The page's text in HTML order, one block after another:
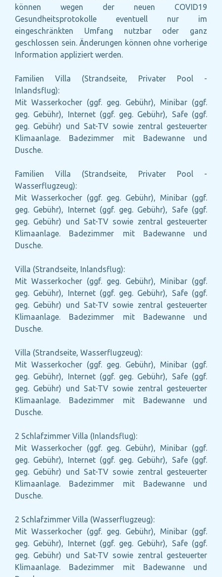
können wegen der neuen COVID19
Gesundheitsprotokolle eventuell nur im
eingeschränkten Umfang nutzbar oder ganz
geschlossen sein. Änderungen können ohne vorherige
Information appliziert werden.
Familien Villa (Strandseite, Privater Pool -
Inlandsflug):
Mit Wasserkocher (ggf. geg. Gebühr), Minibar (ggf.
geg. Gebühr), Internet (ggf. geg. Gebühr), Safe (ggf.
geg. Gebühr) und Sat-TV sowie zentral gesteuerter
Klimaanlage. Badezimmer mit Badewanne und
Dusche.
Familien Villa (Strandseite, Privater Pool -
Wasserflugzeug):
Mit Wasserkocher (ggf. geg. Gebühr), Minibar (ggf.
geg. Gebühr), Internet (ggf. geg. Gebühr), Safe (ggf.
geg. Gebühr) und Sat-TV sowie zentral gesteuerter
Klimaanlage. Badezimmer mit Badewanne und
Dusche.
Villa (Strandseite, Inlandsflug):
Mit Wasserkocher (ggf. geg. Gebühr), Minibar (ggf.
geg. Gebühr), Internet (ggf. geg. Gebühr), Safe (ggf.
geg. Gebühr) und Sat-TV sowie zentral gesteuerter
Klimaanlage. Badezimmer mit Badewanne und
Dusche.
Villa (Strandseite, Wasserflugzeug):
Mit Wasserkocher (ggf. geg. Gebühr), Minibar (ggf.
geg. Gebühr), Internet (ggf. geg. Gebühr), Safe (ggf.
geg. Gebühr) und Sat-TV sowie zentral gesteuerter
Klimaanlage. Badezimmer mit Badewanne und
Dusche.
2 Schlafzimmer Villa (Inlandsflug):
Mit Wasserkocher (ggf. geg. Gebühr), Minibar (ggf.
geg. Gebühr), Internet (ggf. geg. Gebühr), Safe (ggf.
geg. Gebühr) und Sat-TV sowie zentral gesteuerter
Klimaanlage. Badezimmer mit Badewanne und
Dusche.
2 Schlafzimmer Villa (Wasserflugzeug):
Mit Wasserkocher (ggf. geg. Gebühr), Minibar (ggf.
geg. Gebühr), Internet (ggf. geg. Gebühr), Safe (ggf.
geg. Gebühr) und Sat-TV sowie zentral gesteuerter
Klimaanlage. Badezimmer mit Badewanne und